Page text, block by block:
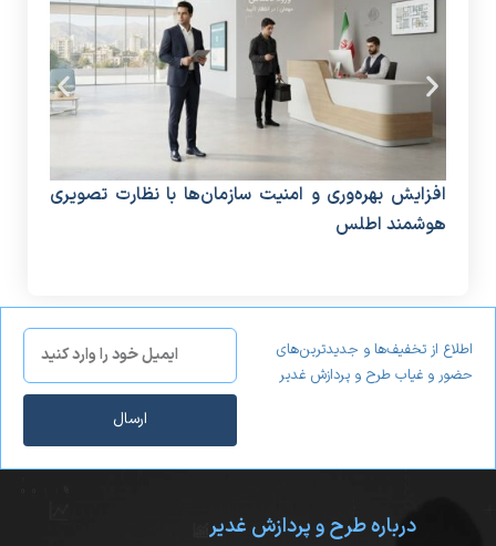
افزایش بهره‌وری و امنیت سازمان‌ها با نظارت تصویری
هوشمند اطلس
اطلاع از تخفیف‌ها و جدیدترین‌های
حضور و غیاب طرح و پردازش غدیر
ارسال
درباره طرح و پردازش غدیر